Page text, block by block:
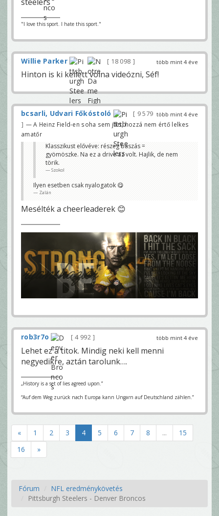
"I love this sport. I hate this sport."
több mint 4 éve
Willie Parker 18 098
Hinton is ki kellett volna videózni, Séf!
több mint 4 éve
bcsarli, Udvari Főkóstoló 9 579
— A Heinz Field-en soha sem járt, hozzá nem értő lelkes
amatőr
Klasszikust elővéve: részeg baszás =
gyömöszke. Na ez a drive az volt. Hajlik, de nem
törik.
Szokol
Ilyen esetben csak nyalogatok 😋
Zalán
Mesélték a cheerleaderek 😊
több mint 4 éve
rob3r7o 4 992
Lehet ez a titok. Mindig neki kell menni
negyedikre, aztán tarolunk….
„History is a set of lies agreed upon.”
“Auf dem Weg zurück nach Europa kann Ungarn auf Deutschland zählen.”
« 1 2 3 4 5 6 7 8 ...
15
16
»
Fórum
NFL eredménykövetés
Pittsburgh Steelers - Denver Broncos